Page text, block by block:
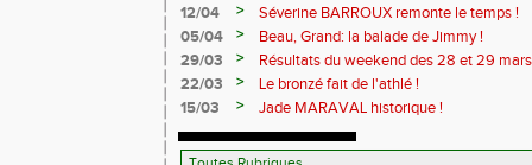
12/04
>
Séverine BARROUX remonte le temps !
05/04
>
Beau, Grand: la balade de Jimmy !
29/03
>
Résultats du weekend des 28 et 29
22/03
>
Le bronzé fait de l'athlé !
15/03
> Jade MARAVAL historique !